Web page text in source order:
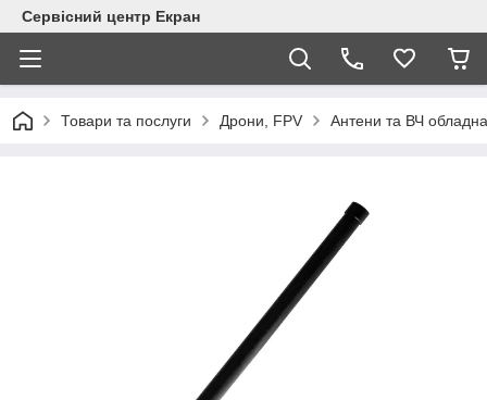
Сервісний центр Екран
Товари та послуги Дрони, FPV Антени та ВЧ